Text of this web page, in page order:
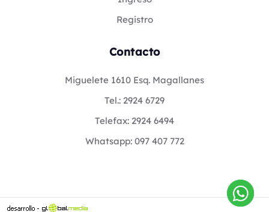
Registro
Contacto
Miguelete 1610 Esq. Magallanes
Tel.: 2924 6729
Telefax: 2924 6494
Whatsapp: 097 407 772